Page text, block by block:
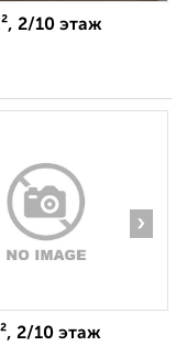
2/10 этаж
›
2/10 этаж